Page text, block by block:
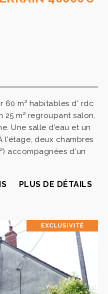
60 m² habitables d' rdc
m² regroupant salon,
Une salle d'eau et un
l'étage, deux chambres
accompagnées d'un
PLUS DE DÉTAILS